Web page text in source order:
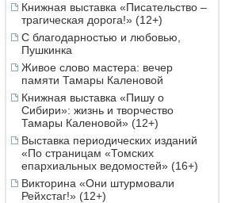
Книжная выставка «Писательство –
трагическая дорога!» (12+)
С благодарностью и любовью,
Пушкинка
Живое слово мастера: вечер
памяти Тамары Каленовой
Книжная выставка «Пишу о
Сибири»: жизнь и творчество
Тамары Каленовой» (12+)
Выставка периодических изданий
«По страницам «Томских
епархиальных ведомостей» (16+)
Викторина «Они штурмовали
Рейхстаг!» (12+)